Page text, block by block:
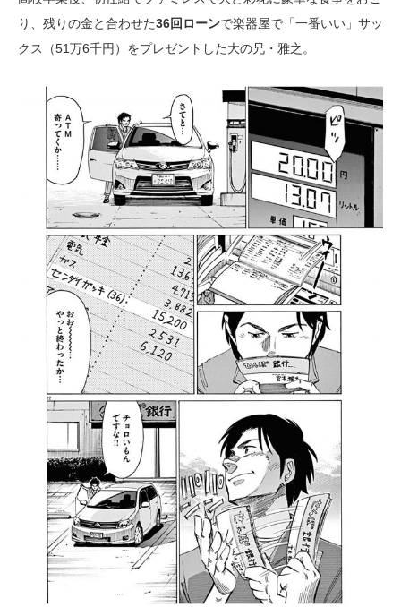
り、残りの金と合わせた36回ローンで楽器屋で「一番いい」サッ
クス（51万6千円）をプレゼントした大の兄・雅之。